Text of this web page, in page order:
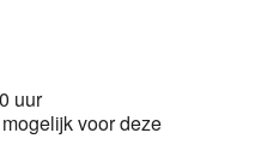
uur
voor deze